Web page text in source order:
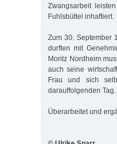
Zwangsarbeit
Fuhlsbüttel inhaftiert.
Zum 30. September
durften mit
Moritz Nordheim
auch seine
Frau und sich
darauffolgenden Tag.
Überarbeitet und